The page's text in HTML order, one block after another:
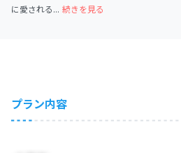
に愛される... 続きを見る
プラン内容